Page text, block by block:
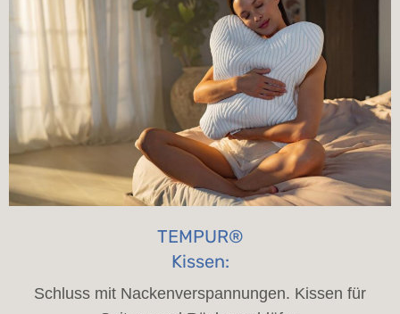
TEMPUR®
Kissen:
Schluss mit Nackenverspannungen. Kissen für